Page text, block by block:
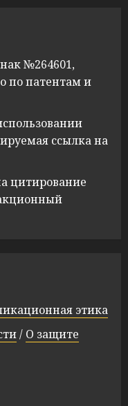
№264601,
по патентам и
ссылка на
цитирование
этика
/ О защите